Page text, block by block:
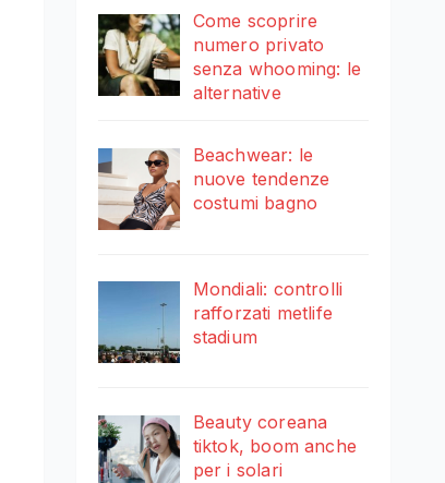
Come scoprire
numero privato
senza whooming: le
alternative
Beachwear: le
nuove tendenze
costumi bagno
Mondiali: controlli
rafforzati metlife
stadium
Beauty coreana
tiktok, boom anche
per i solari